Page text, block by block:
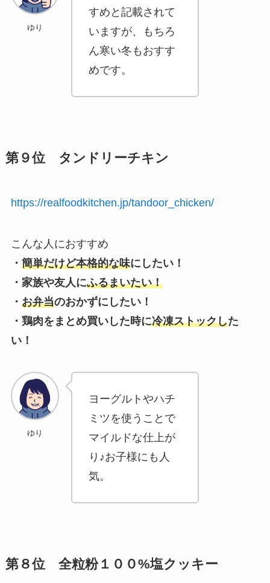
ゆり
すめと記載されて
いますが、もちろ
ん寒い冬もおすす
めです。
第９位 タンドリーチキン
https://realfoodkitchen.jp/tandoor_chicken/
こんな人におすすめ
・ 簡単だけど本格的な味にしたい！
・家族や友人にふるまいたい！
・ お弁当のおかずにしたい！
・鶏肉をまとめ買いした時に冷凍ストックした
い！
ゆり
ヨーグルトやハチ
ミツを使うことで
マイルドな仕上が
り♪お子様にも人
気。
第８位 全粒粉１００%塩クッキー